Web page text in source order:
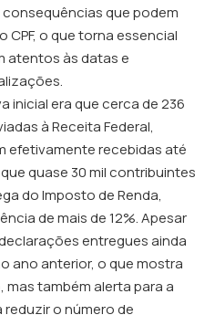
que podem
o que torna essencial
atentos às datas e
inicial era que cerca de 236
à Receita Federal,
efetivamente recebidas até
quase 30 mil contribuintes
do Imposto de Renda,
de mais de 12%. Apesar
entregues ainda
ano anterior, o que mostra
também alerta para a
o número de